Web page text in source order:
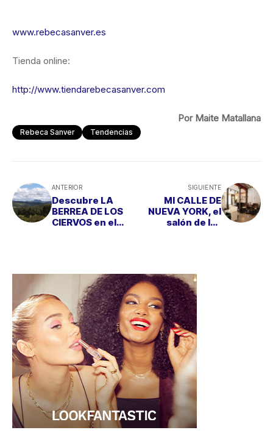
www.rebecasanver.es
Tienda online:
http://www.tiendarebecasanver.com
Por Maite Matallana
Rebeca Sanver Tendencias
ANTERIOR
Descubre LA
BERREA DE LOS
CIERVOS en el
SIGUIENTE
MI CALLE DE
NUEVA YORK, el
salón de las